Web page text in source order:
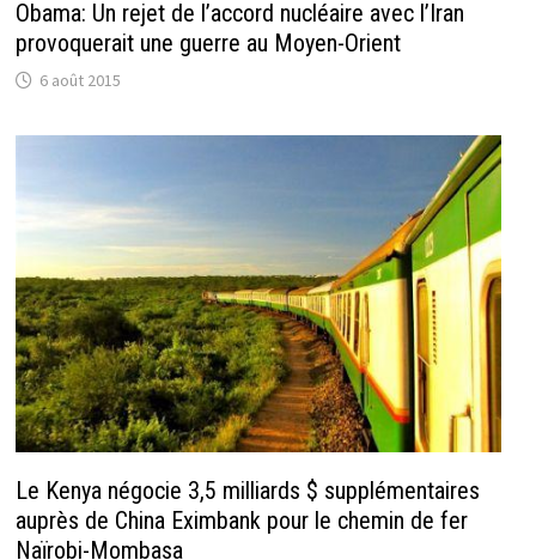
Obama: Un rejet de l’accord nucléaire avec l’Iran
provoquerait une guerre au Moyen-Orient
6 août 2015
Le Kenya négocie 3,5 milliards $ supplémentaires
auprès de China Eximbank pour le chemin de fer
Naïrobi-Mombasa